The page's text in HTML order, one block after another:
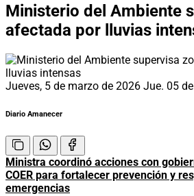
Ministerio del Ambiente
afectada por lluvias
Jueves, 5 de marzo de 2026 Jue. 05
Diario Amanecer
Ministra coordinó acciones con
COER para fortalecer prevención y
emergencias